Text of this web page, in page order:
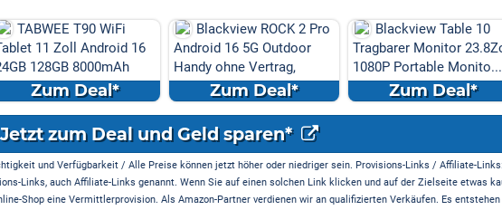
TABWEE T90 WiFi
11 Zoll Android 16
128GB 8000mAh
Zum Deal*
Blackview ROCK 2 Pro
Android 16 5G Outdoor
Handy ohne Vertrag,
32GB...Zum Deal*
Blackview Table 10
Tragbarer Monitor
1080P Portable Monito...
Zum Deal*
Jetzt zum Deal und Geld sparen*
und Verfügbarkeit / Alle Preise können jetzt höher oder niedriger sein. Provisions-Links / Affiliate-
Links, auch Affiliate-Links genannt. Wenn Sie auf einen solchen Link klicken und auf der Zielseite etwas
Shop eine Vermittlerprovision. Als Amazon-Partner verdienen wir an qualifizierten Verkäufen. Es